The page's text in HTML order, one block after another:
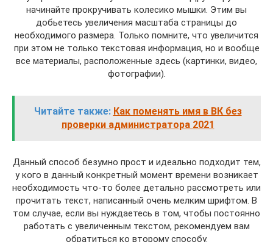
начинайте прокручивать колесико мышки. Этим вы
добьетесь увеличения масштаба страницы до
необходимого размера. Только помните, что увеличится
при этом не только текстовая информация, но и вообще
все материалы, расположенные здесь (картинки, видео,
фотографии).
Читайте также: Как поменять имя в ВК без
проверки администратора 2021
Данный способ безумно прост и идеально подходит тем,
у кого в данный конкретный момент времени возникает
необходимость что-то более детально рассмотреть или
прочитать текст, написанный очень мелким шрифтом. В
том случае, если вы нуждаетесь в том, чтобы постоянно
работать с увеличенным текстом, рекомендуем вам
обратиться ко второму способу.